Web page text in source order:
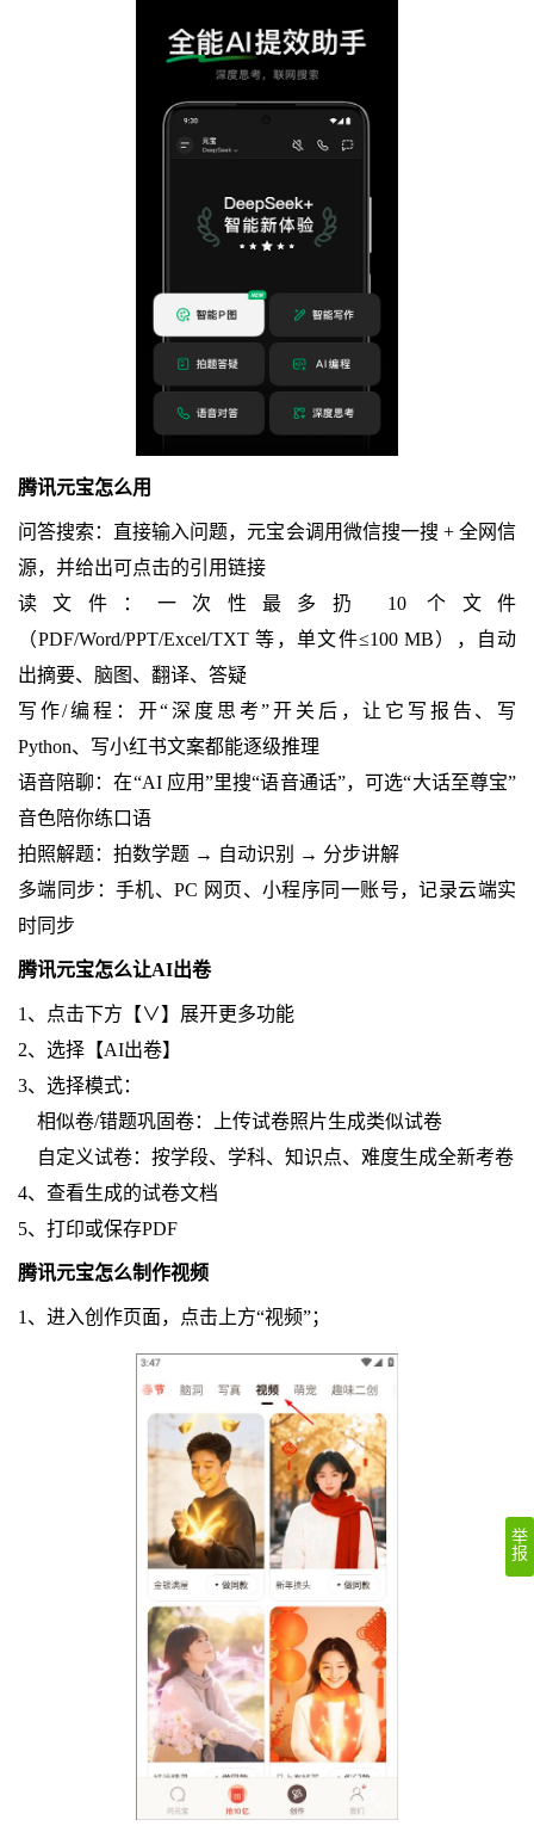
腾讯元宝怎么用
问答搜索：直接输入问题，元宝会调用微信搜一搜 + 全网信
源，并给出可点击的引用链接
读文件：一次性最多扔 10 个文件
（PDF/Word/PPT/Excel/TXT 等，单文件≤100 MB），自动
出摘要、脑图、翻译、答疑
写作/编程：开“深度思考”开关后，让它写报告、写
Python、写小红书文案都能逐级推理
语音陪聊：在“AI 应用”里搜“语音通话”，可选“大话至尊宝”
音色陪你练口语
拍照解题：拍数学题 → 自动识别 → 分步讲解
多端同步：手机、PC 网页、小程序同一账号，记录云端实
时同步
腾讯元宝怎么让AI出卷
1、点击下方【∨】展开更多功能
2、选择【AI出卷】
3、选择模式：
相似卷/错题巩固卷：上传试卷照片生成类似试卷
自定义试卷：按学段、学科、知识点、难度生成全新考卷
4、查看生成的试卷文档
5、打印或保存PDF
腾讯元宝怎么制作视频
1、进入创作页面，点击上方“视频”；
举
报